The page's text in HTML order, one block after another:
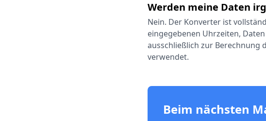
Werden meine Daten
Nein. Der Konverter ist
eingegebenen Uhrzeiten,
ausschließlich zur Berechnung
verwendet.
Beim nächsten